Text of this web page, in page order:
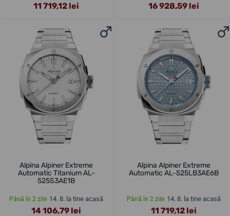
11 719,12 lei 16 928,59 lei
Alpina Alpiner Extreme
Automatic Titanium AL-
525S3AE1B
Până în 2 zile 14. 8. la tine acasă
14 106,79 lei
Alpina Alpiner Extreme
Automatic AL-525LB3AE6B
Până în 2 zile 14. 8. la tine acasă
11 719,12 lei